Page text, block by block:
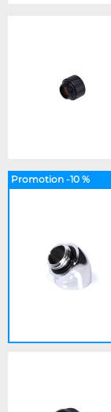
Promotion -10 %